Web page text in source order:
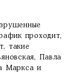
проходит,
такие
Павла
Маркса и